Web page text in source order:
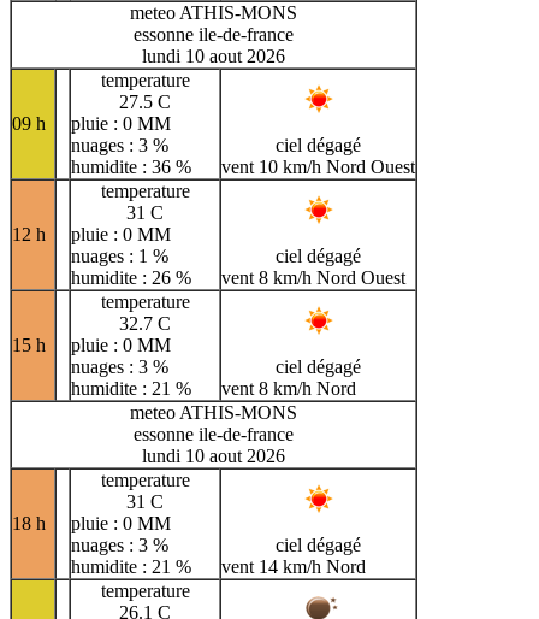
meteo ATHIS-MONS
essonne ile-de-france
lundi 10 aout 2026
09 h
temperature
27.5 C
pluie : 0 MM
nuages : 3 %
humidite : 36 %
ciel dégagé
vent 10 km/h Nord Ouest
12 h
temperature
31 C
pluie : 0 MM
nuages : 1 %
humidite : 26 %
ciel dégagé
vent 8 km/h Nord Ouest
15 h
temperature
32.7 C
pluie : 0 MM
nuages : 3 %
humidite : 21 %
ciel dégagé
vent 8 km/h Nord
meteo ATHIS-MONS
essonne ile-de-france
lundi 10 aout 2026
18 h
temperature
31 C
pluie : 0 MM
nuages : 3 %
humidite : 21 %
ciel dégagé
vent 14 km/h Nord
temperature
26.1 C